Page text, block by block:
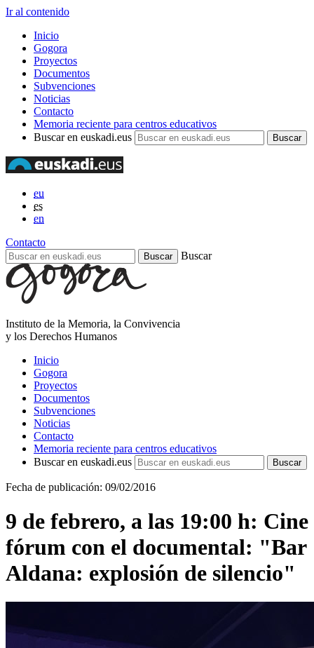
Ir al contenido
Inicio
Gogora
Proyectos
Documentos
Subvenciones
Noticias
Contacto
Memoria reciente para centros educativos
Buscar en euskadi.eus
eu
es
en
Contacto
Buscar
Instituto de la Memoria, la Convivencia
y los Derechos Humanos
Inicio
Gogora
Proyectos
Documentos
Subvenciones
Noticias
Contacto
Memoria reciente para centros educativos
Buscar en euskadi.eus
Fecha de publicación: 09/02/2016
9 de febrero, a las 19:00 h: Cine
fórum con el documental: "Bar
Aldana: explosión de silencio"